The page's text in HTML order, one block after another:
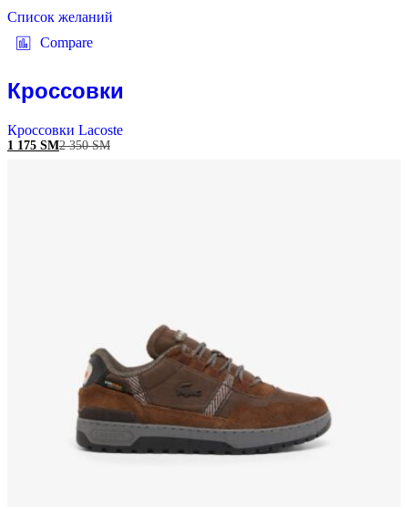
Список желаний
Compare
Кроссовки
Кроссовки Lacoste
1 175 ЅМ2 350ЅМ